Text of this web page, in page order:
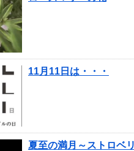
11月11日は・・・
夏至の満月～ストロベ